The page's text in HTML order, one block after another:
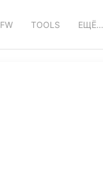
FW TOOLS ЕЩЁ…